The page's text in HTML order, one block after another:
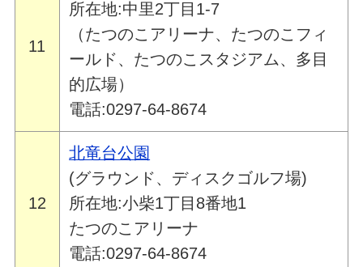
11
所在地:中里2丁目1-7
（たつのこアリーナ、たつのこフィ
ールド、たつのこスタジアム、多目
的広場）
電話:0297-64-8674
12
北竜台公園
(グラウンド、ディスクゴルフ場)
所在地:小柴1丁目8番地1
たつのこアリーナ
電話:0297-64-8674